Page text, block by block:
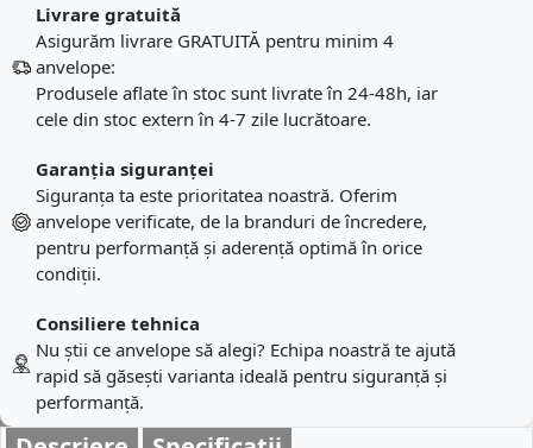
Livrare gratuită
Asigurăm livrare GRATUITĂ pentru minim 4
anvelope:
Produsele aflate în stoc sunt livrate în 24-48h, iar
cele din stoc extern în 4-7 zile lucrătoare.
Garanția siguranței
Siguranța ta este prioritatea noastră. Oferim
anvelope verificate, de la branduri de încredere,
pentru performanță și aderență optimă în orice
condiții.
Consiliere tehnica
Nu știi ce anvelope să alegi? Echipa noastră te ajută
rapid să găsești varianta ideală pentru siguranță și
performanță.